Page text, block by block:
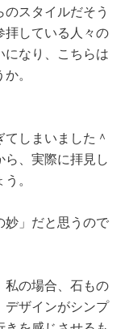
スタイルだそう
拝している人々の
なり、こちらは
。
しまいました＾
ら、実際に拝見し
。
」だと思うので
私の場合、石もの
デザインがシンプ